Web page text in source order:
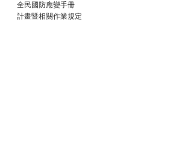
全民國防應變手冊
計畫暨相關作業規定